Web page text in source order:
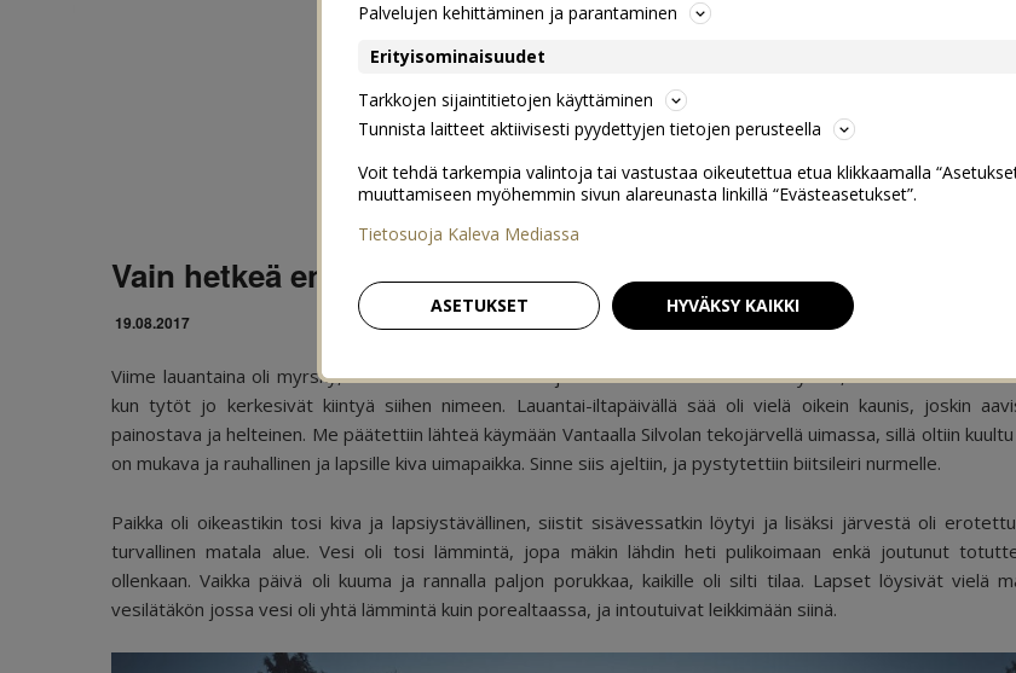
Vain hetkeä ennen myrskyä
19.08.2017
Viime lauantaina oli myrsky, ensin Klaaraksi kutsuttu ja sittemmin Kiiraksi nimitetty. No, meille se oli
kun tytöt jo kerkesivät kiintyä siihen nimeen. Lauantai-iltapäivällä sää oli vielä oikein kaunis, joskin
painostava ja helteinen. Me päätettiin lähteä käymään Vantaalla Silvolan tekojärvellä uimassa, sillä oltiin
on mukava ja rauhallinen ja lapsille kiva uimapaikka. Sinne siis ajeltiin, ja pystytettiin biitsileiri nurmelle.
Paikka oli oikeastikin tosi kiva ja lapsiystävällinen, siistit sisävessatkin löytyi ja lisäksi järvestä oli
turvallinen matala alue. Vesi oli tosi lämmintä, jopa mäkin lähdin heti pulikoimaan enkä joutunut
ollenkaan. Vaikka päivä oli kuuma ja rannalla paljon porukkaa, kaikille oli silti tilaa. Lapset löysivät vielä
vesilätäkön jossa vesi oli yhtä lämmintä kuin porealtaassa, ja intoutuivat leikkimään siinä.
Palvelujen kehittäminen ja parantaminen
Erityisominaisuudet
Tarkkojen sijaintitietojen käyttäminen
Tunnista laitteet aktiivisesti pyydettyjen tietojen perusteella
Voit tehdä tarkempia valintoja tai vastustaa oikeutettua etua klikkaamalla
muuttamiseen myöhemmin sivun alareunasta linkillä “Evästeasetukset”.
Tietosuoja Kaleva Mediassa
ASETUKSET HYVÄKSY KAIKKI